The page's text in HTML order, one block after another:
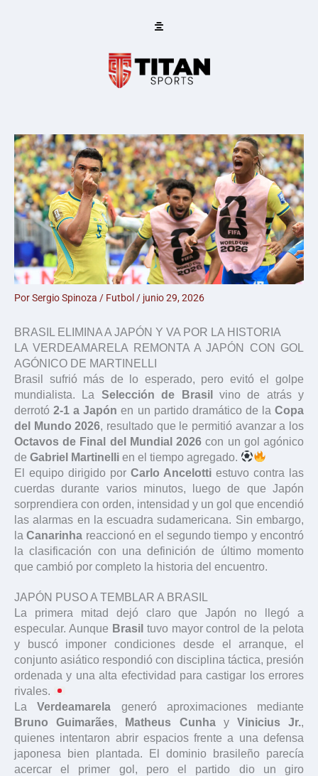
PorSergio Spinoza / Futbol / junio 29, 2026
BRASIL ELIMINA A JAPÓN Y VA POR LA HISTORIA
LA VERDEAMARELA REMONTA A JAPÓN CON GOL
AGÓNICO DE MARTINELLI
Brasil sufrió más de lo esperado, pero evitó el golpe
mundialista. La Selección de Brasil
vino de atrás y
derrotó2-1 a Japón en un partido dramático de laCopa
del Mundo 2026, resultado que le permitió avanzar a los
Octavos de Final del Mundial 2026 con un gol agónico
de Gabriel Martinelli en el tiempo agregado.
El equipo dirigido por Carlo Ancelotti estuvo contra las
cuerdas durante varios minutos, luego de que Japón
sorprendiera con orden, intensidad y un gol que encendió
las alarmas en la escuadra sudamericana. Sin embargo,
laCanarinha reaccionó en el segundo tiempo y encontró
la clasificación con una definición de último momento
que cambió por completo la historia del encuentro.
JAPÓN PUSO A TEMBLAR A BRASIL
La primera mitad dejó claro que Japón no llegó a
especular. Aunque Brasil tuvo mayor control de la pelota
y buscó imponer condiciones desde el arranque, el
conjunto asiático respondió con disciplina táctica, presión
ordenada y una alta efectividad para castigar los errores
rivales.
LaVerdeamarela generó aproximaciones mediante
Bruno Guimarães, Matheus Cunhay Vinicius Jr.,
quienes intentaron abrir espacios frente a una defensa
japonesa bien plantada. El dominio brasileño parecía
acercar el primer gol, pero el partido dio un giro